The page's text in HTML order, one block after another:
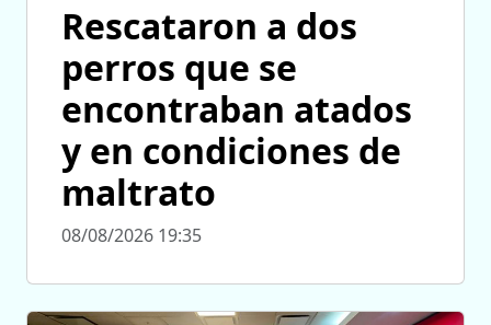
Rescataron a dos
perros que se
encontraban atados
y en condiciones de
maltrato
08/08/2026 19:35